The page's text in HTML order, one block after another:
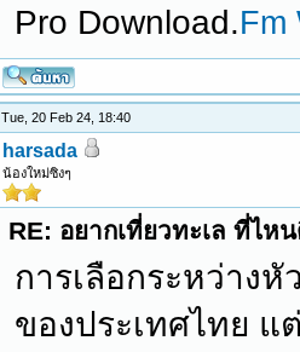
Pro Download.Fm
Tue, 20 Feb 24, 18:40
harsada
น้องใหม่ซิงๆ
RE: อยากเที่ยวทะเล ที่ไห
การเลือกระหว่าง
ของประเทศไทย แ